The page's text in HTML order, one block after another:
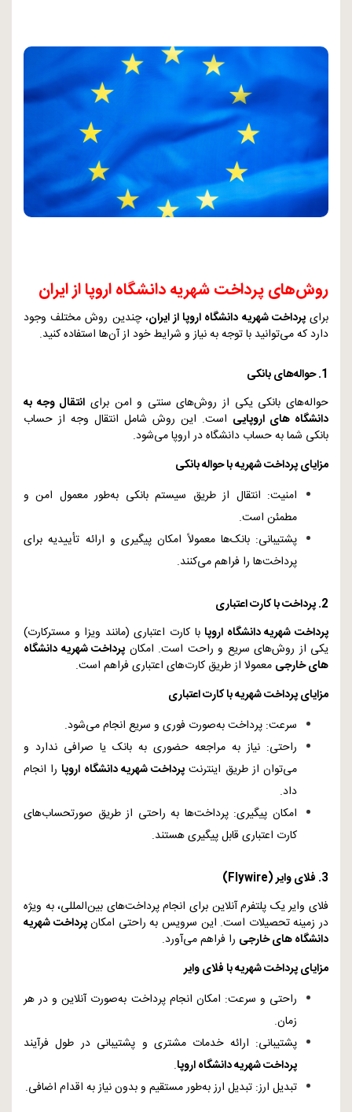
روش‌های پرداخت شهریه دانشگاه اروپا از ایران
برایپرداخت شهریه دانشگاه اروپا از ایران، چندین روش مختلف وجود
دارد که می‌توانید با توجه به نیاز و شرایط خود از آن‌ها استفاده کنید.
1. حواله‌های بانکی
حواله‌های بانکی یکی از روش‌های سنتی و امن برای انتقال وجه به
دانشگاه‌ های اروپایی است. این روش شامل انتقال وجه از حساب
بانکی شما به حساب دانشگاه در اروپا می‌شود.
مزایای پرداخت شهریه با حواله بانکی
امنیت: انتقال از طریق سیستم بانکی به‌طور معمول امن و
مطمئن است.
پشتیبانی: بانک‌ها معمولاً امکان پیگیری و ارائه تأییدیه برای
پرداخت‌ها را فراهم می‌کنند.
2. پرداخت با کارت اعتباری
پرداخت شهریه دانشگاه اروپابا کارت اعتباری (مانند ویزا و مسترکارت)
یکی از روش‌های سریع و راحت است. امکان پرداخت شهریه دانشگاه
های خارجی معمولا از طریق کارت‌های اعتباری فراهم است.
مزایای پرداخت شهریه با کارت اعتباری
سرعت: پرداخت به‌صورت فوری و سریع انجام می‌شود.
راحتی: نیاز به مراجعه حضوری به بانک یا صرافی ندارد و
می‌توان از طریق اینترنت پرداخت شهریه دانشگاه اروپارا انجام
داد.
امکان پیگیری: پرداخت‌ها به راحتی از طریق صورتحساب‌های
کارت اعتباری قابل پیگیری هستند.
3. فلای وایر ( Flywire
)
فلای وایر یک پلتفرم آنلاین برای انجام پرداخت‌های بین‌المللی، به ویژه
در زمینه تحصیلات است. این سرویس به راحتی امکانپرداخت شهریه
دانشگاه‌ های خارجی را فراهم می‌آورد.
مزایای پرداخت شهریه با فلای وایر
راحتی و سرعت: امکان انجام پرداخت به‌صورت آنلاین و در هر
زمان.
پشتیبانی: ارائه خدمات مشتری و پشتیبانی در طول فرآیند
پرداخت شهریه دانشگاه اروپا.
تبدیل ارز: تبدیل ارز به‌طور مستقیم و بدون نیاز به اقدام اضافی.